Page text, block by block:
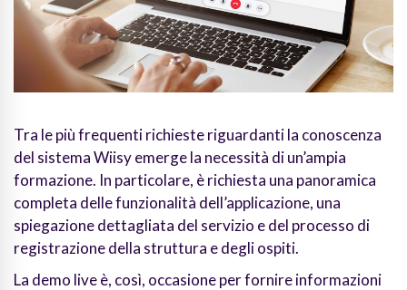
Tra le più frequenti richieste riguardanti la conoscenza
del sistema Wiisy emerge la necessità di un’ampia
formazione. In particolare, è richiesta una panoramica
completa delle funzionalità dell’applicazione, una
spiegazione dettagliata del servizio e del processo di
registrazione della struttura e degli ospiti.
La demo live è, così, occasione per fornire informazioni